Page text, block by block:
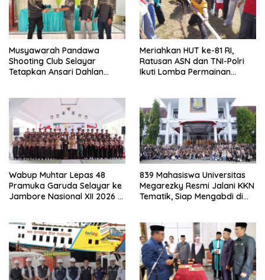
Musyawarah Pandawa
Shooting Club Selayar
Tetapkan Ansari Dahlan
Meriahkan HUT ke-81 RI,
Ratusan ASN dan TNI-Polri
Ikuti Lomba Permainan
Wabup Muhtar Lepas 48
Pramuka Garuda Selayar ke
Jambore Nasional XII 2026 di
839 Mahasiswa Universitas
Megarezky Resmi Jalani KKN
Tematik, Siap Mengabdi di